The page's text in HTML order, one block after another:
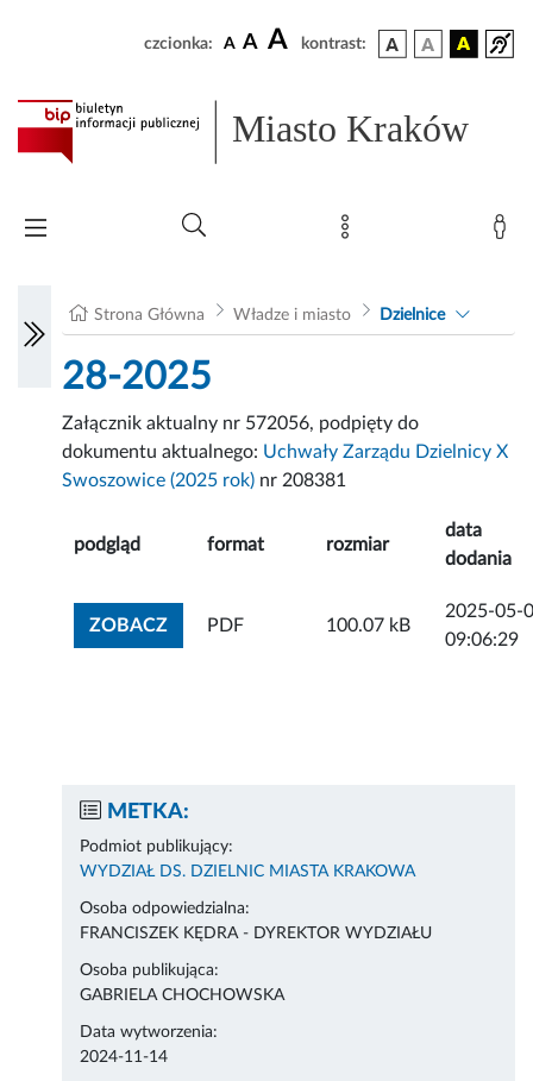
czcionka: A A A kontrast:
Miasto Kraków
Strona Główna Władze i miasto Dzielnice
28-2025
Załącznik aktualny nr 572056, podpięty do
dokumentu aktualnego: Uchwały Zarządu Dzielnicy X
Swoszowice (2025 rok) nr 208381
podgląd format rozmiar
data
dodania
ZOBACZZOBACZ ZAŁĄCZNIK
PDF 100.07 kB
2025-05-
09:06:29
METKA:
Podmiot publikujący:
WYDZIAŁ DS. DZIELNIC MIASTA KRAKOWA
Osoba odpowiedzialna:
FRANCISZEK KĘDRA - DYREKTOR WYDZIAŁU
Osoba publikująca:
GABRIELA CHOCHOWSKA
Data wytworzenia:
2024-11-14